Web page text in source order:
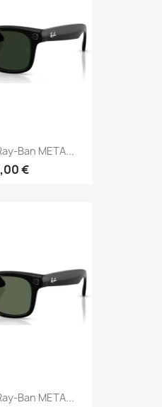
Ban META...
€
Ban META...